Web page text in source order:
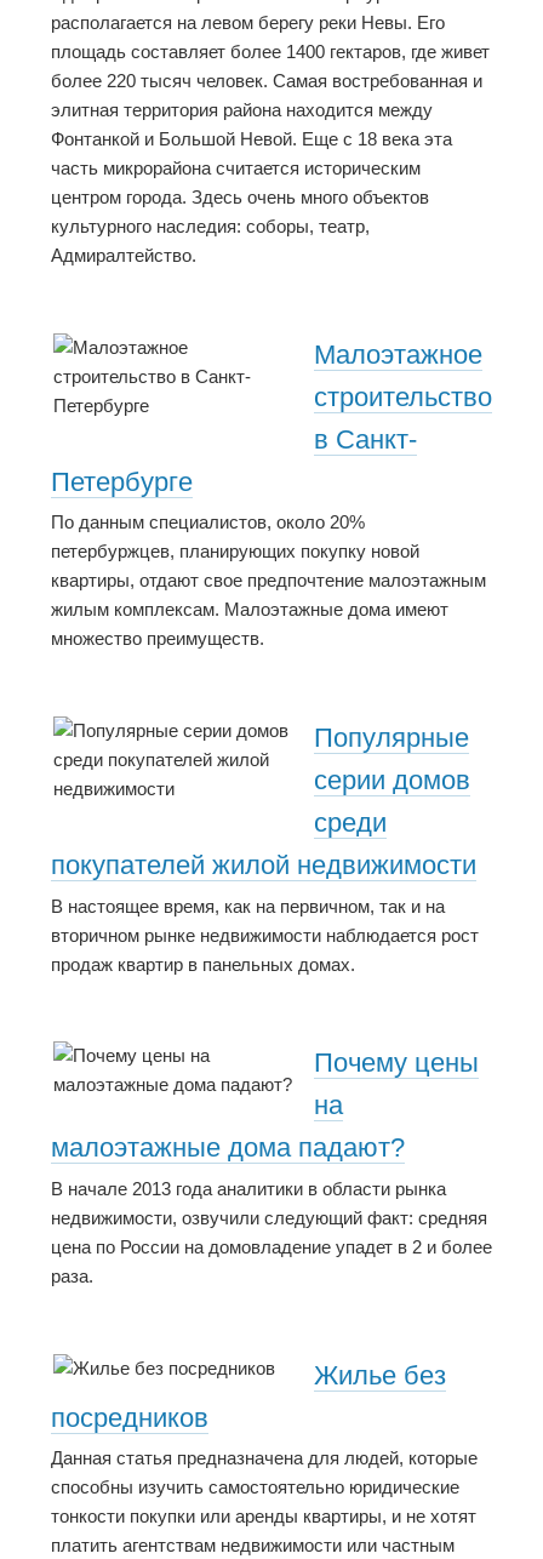
располагается на левом берегу реки Невы. Его
площадь составляет более 1400 гектаров, где живет
более 220 тысяч человек. Самая востребованная и
элитная территория района находится между
Фонтанкой и Большой Невой. Еще с 18 века эта
часть микрорайона считается историческим
центром города. Здесь очень много объектов
культурного наследия: соборы, театр,
Адмиралтейство.
Малоэтажное
строительство
в Санкт-
Петербурге
По данным специалистов, около 20%
петербуржцев, планирующих покупку новой
квартиры, отдают свое предпочтение малоэтажным
жилым комплексам. Малоэтажные дома имеют
множество преимуществ.
Популярные
серии домов
среди
покупателей жилой недвижимости
В настоящее время, как на первичном, так и на
вторичном рынке недвижимости наблюдается рост
продаж квартир в панельных домах.
Почему цены
на
малоэтажные дома падают?
В начале 2013 года аналитики в области рынка
недвижимости, озвучили следующий факт: средняя
цена по России на домовладение упадет в 2 и более
раза.
Жилье без
посредников
Данная статья предназначена для людей, которые
способны изучить самостоятельно юридические
тонкости покупки или аренды квартиры, и не хотят
платить агентствам недвижимости или частным